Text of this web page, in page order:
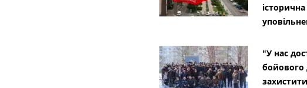
"У нас
бойового